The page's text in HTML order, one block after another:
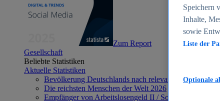
Zum Report
Gesellschaft
Beliebte Statistiken
Aktuelle Statistiken
Bevölkerung Deutschlands nach relevanten
Die reichsten Menschen der Welt 2026
Empfänger von Arbeitslosengeld II / Sozialgeld /
Speichern
Inhalte,
sowie
Liste der
Optionale